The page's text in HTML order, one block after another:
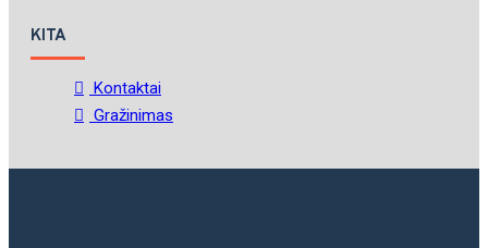
KITA
Kontaktai
Gražinimas